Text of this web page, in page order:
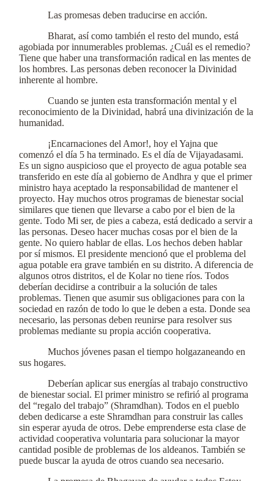
Las promesas deben traducirse en acción.
Bharat, así como también el resto del mundo, está
agobiada por innumerables problemas. ¿Cuál es el remedio?
Tiene que haber una transformación radical en las mentes de
los hombres. Las personas deben reconocer la Divinidad
inherente al hombre.
Cuando se junten esta transformación mental y el
reconocimiento de la Divinidad, habrá una divinización de la
humanidad.
¡Encarnaciones del Amor!, hoy el Yajna que
comenzó el día 5 ha terminado. Es el día de Vijayadasami.
Es un signo auspicioso que el proyecto de agua potable sea
transferido en este día al gobierno de Andhra y que el primer
ministro haya aceptado la responsabilidad de mantener el
proyecto. Hay muchos otros programas de bienestar social
similares que tienen que llevarse a cabo por el bien de la
gente. Todo Mi ser, de pies a cabeza, está dedicado a servir a
las personas. Deseo hacer muchas cosas por el bien de la
gente. No quiero hablar de ellas. Los hechos deben hablar
por sí mismos. El presidente mencionó que el problema del
agua potable era grave también en su distrito. A diferencia de
algunos otros distritos, el de Kolar no tiene ríos. Todos
deberían decidirse a contribuir a la solución de tales
problemas. Tienen que asumir sus obligaciones para con la
sociedad en razón de todo lo que le deben a esta. Donde sea
necesario, las personas deben reunirse para resolver sus
problemas mediante su propia acción cooperativa.
Muchos jóvenes pasan el tiempo holgazaneando en
sus hogares.
Deberían aplicar sus energías al trabajo constructivo
de bienestar social. El primer ministro se refirió al programa
del “regalo del trabajo” (Shramdhan). Todos en el pueblo
deben dedicarse a este Shramdhan para construir las calles
sin esperar ayuda de otros. Debe emprenderse esta clase de
actividad cooperativa voluntaria para solucionar la mayor
cantidad posible de problemas de los aldeanos. También se
puede buscar la ayuda de otros cuando sea necesario.